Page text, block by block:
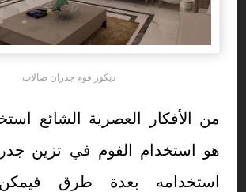
ديكور فوم جدران صالات
من الأفكار العصرية الشائع
هو استخدام الفوم في تزين
استخدامه بعدة طرق